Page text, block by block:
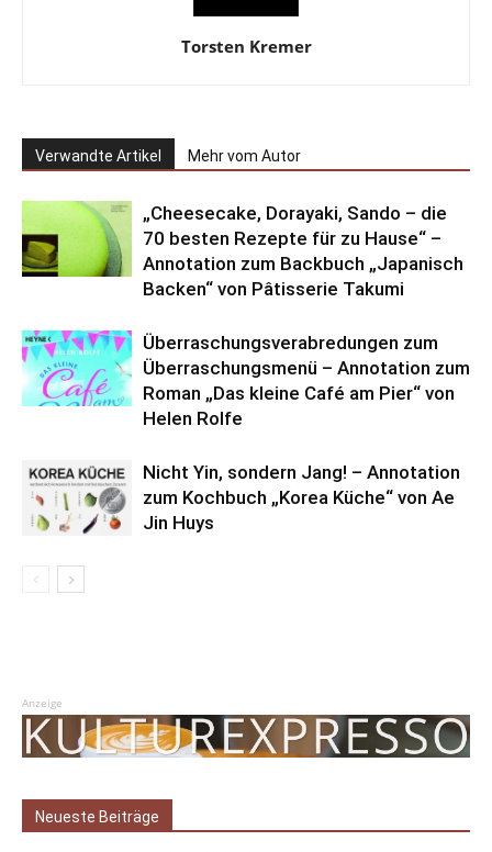
Torsten Kremer
Verwandte Artikel Mehr vom Autor
„Cheesecake, Dorayaki, Sando – die
70 besten Rezepte für zu Hause“ –
Annotation zum Backbuch „Japanisch
Backen“ von Pâtisserie Takumi
Überraschungsverabredungen zum
Überraschungsmenü – Annotation zum
Roman „Das kleine Café am Pier“ von
Helen Rolfe
Nicht Yin, sondern Jang! – Annotation
zum Kochbuch „Korea Küche“ von Ae
Jin Huys
Anzeige
Neueste Beiträge